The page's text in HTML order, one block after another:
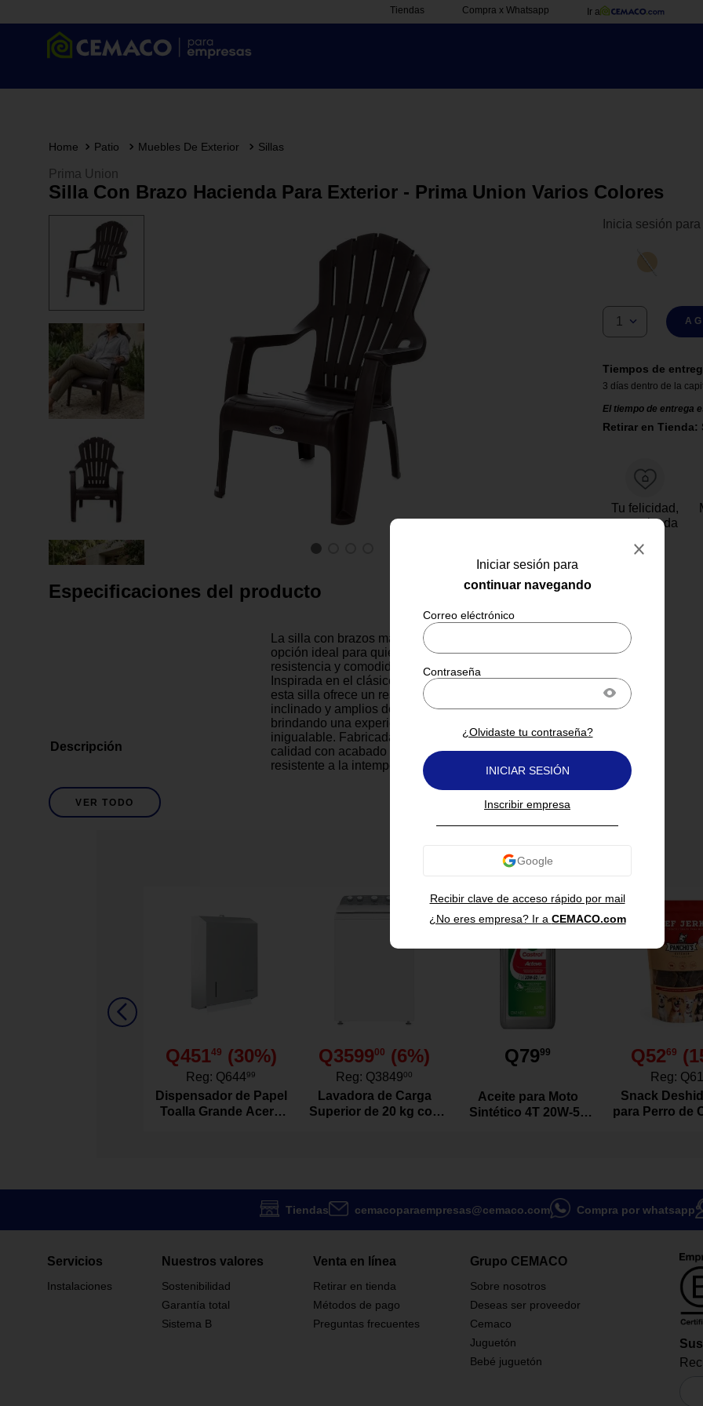
Tiendas Compra x Whatsapp Ir a
Iniciar sesión para
continuar navegando
Recibir clave de acceso rápido por mail
¿Olvidaste tu contraseña?
INICIAR SESIÓN
Inscribir empresa
¿No eres empresa? Ir a CEMACO.com
Patio Muebles De Exterior Sillas
Prima Union
Silla Con Brazo Hacienda Para Exterior - Prima Union Varios Colores
Inicia sesión
1
Tiempos de
3 días dentro de la
El tiempo de entrega
Retirar en Tienda:
Tu felicidad,
garantizada
Especificaciones del producto
Descripción
La silla con brazos madera sándalo es la
opción ideal para quienes buscan estilo,
resistencia y comodidad en una sola pieza.
Inspirada en el clásico diseño Adirondack,
esta silla ofrece un respaldo alto, asiento
inclinado y amplios descansabrazos,
brindando una experiencia de descanso
inigualable. Fabricada en plástico de alta
calidad con acabado tipo madera, es
resistente a la intemperie y perfecta para su
uso en jardines, terrazas, patios o balcones
sin deteriorarse con el tiempo. Su estructura
es ligera, fácil de limpiar y apilable, lo que
Fabricada en plástico de alta resistencia, con
acabado tipo madera sándalo
Diseño ergonómico estilo Adirondack, con
Amplios descansabrazos, que brindan mayor
Estructura ligera y resistente a la intemperie,
Descripción De Color Madera Sandalo
Cantidad de Piezas 1
Modelo
Tipo
85x62x86 cm
Pensada para crear espacios cómodos de
descanso, esta silla con brazos es ideal para
VER TODO
También te puede interesar
Q45149 (30%)
Reg: Q64499
Dispensador de Papel
Toalla Grande Acero
Q359900 (6%)
Reg: Q384900
Lavadora de Carga
Superior de 20 kg con
Q7999
Aceite para Moto
Sintético 4T 20W-50
Q5269 (
Reg: Q61
Snack
para Perro de
Tiendas cemacoparaempresas@cemaco.com Compra por whatsapp
Servicios
Instalaciones
Nuestros valores
Sostenibilidad
Garantía total
Sistema B
Venta en línea
Retirar en tienda
Métodos de pago
Preguntas frecuentes
Grupo CEMACO
Sobre nosotros
Deseas ser proveedor
Cemaco
Juguetón
Bebé juguetón